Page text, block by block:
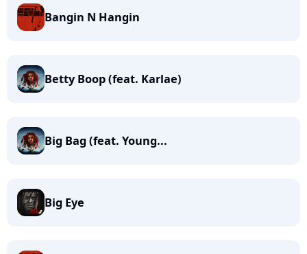
Bangin N Hangin
Betty Boop (feat. Karlae)
Big Bag (feat. Young...
Big Eye